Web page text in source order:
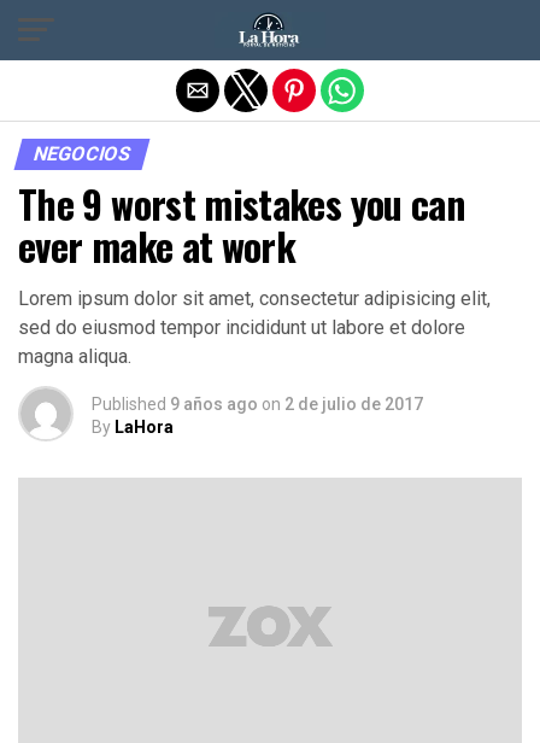
NEGOCIOS
The 9 worst mistakes you can
ever make at work
Lorem ipsum dolor sit amet, consectetur adipisicing elit,
sed do eiusmod tempor incididunt ut labore et dolore
magna aliqua.
Published 9 años ago on 2 de julio de 2017
By LaHora
Salir de la versión móvil